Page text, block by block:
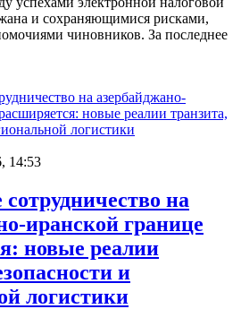
и сохраняющимися рисками,
чиновников. За последнее
14:53
на
иранской границе
новые реалии
и
логистики